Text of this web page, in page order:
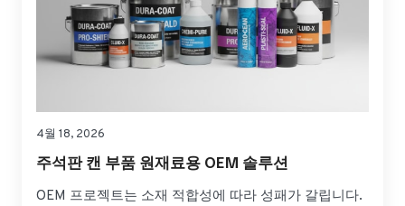
4월 18, 2026
주석판 캔 부품 원재료용 OEM 솔루션
OEM 프로젝트는 소재 적합성에 따라 성패가 갈립니다.